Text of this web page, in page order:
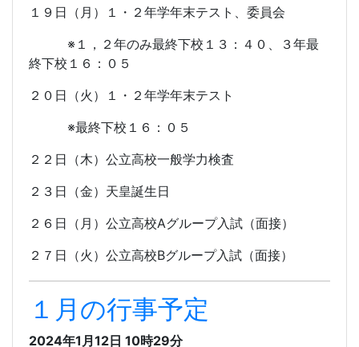
１９日（月）１・２年学年末テスト、委員会
※１，２年のみ最終下校１３：４０、３年最
終下校１６：０５
２０日（火）１・２年学年末テスト
※最終下校１６：０５
２２日（木）公立高校一般学力検査
２３日（金）天皇誕生日
２６日（月）公立高校Aグループ入試（面接）
２７日（火）公立高校Bグループ入試（面接）
１月の行事予定
2024年1月12日 10時29分